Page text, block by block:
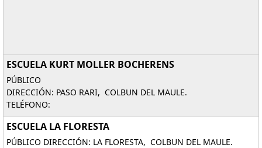
ESCUELA KURT MOLLER BOCHERENS
PÚBLICO
DIRECCIÓN: PASO RARI, COLBUN DEL MAULE.
TELÉFONO:
ESCUELA LA FLORESTA
PÚBLICO DIRECCIÓN: LA FLORESTA, COLBUN DEL MAULE.